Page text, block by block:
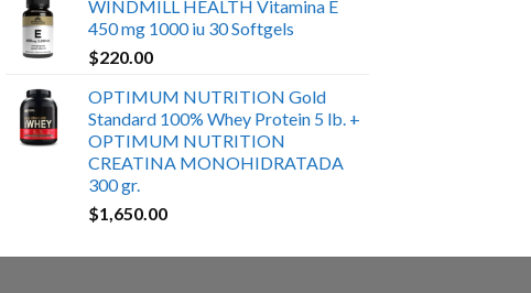
WINDMILL HEALTH Vitamina E
450 mg 1000 iu 30 Softgels
$220.00
OPTIMUM NUTRITION Gold
Standard 100% Whey Protein 5 lb. +
OPTIMUM NUTRITION
CREATINA MONOHIDRATADA
300 gr.
$1,650.00